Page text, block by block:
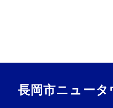
長岡市ニュータ